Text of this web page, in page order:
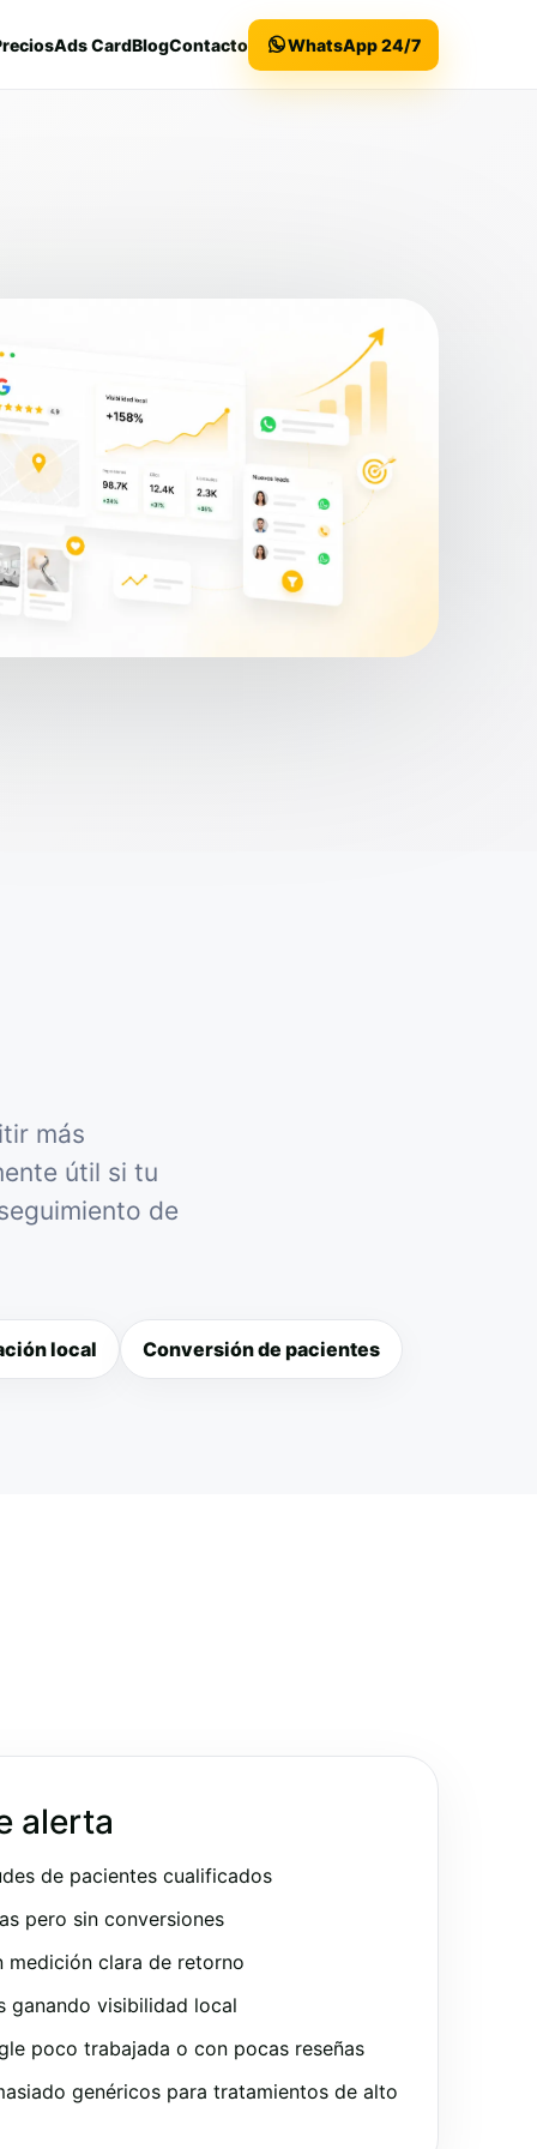
Ads CardBlogContacto WhatsApp 24/7
más
útil si tu
de
local Conversión de pacientes
alerta
de pacientes cualificados
pero sin conversiones
medición clara de retorno
ganando visibilidad local
poco trabajada o con pocas reseñas
genéricos para tratamientos de alto